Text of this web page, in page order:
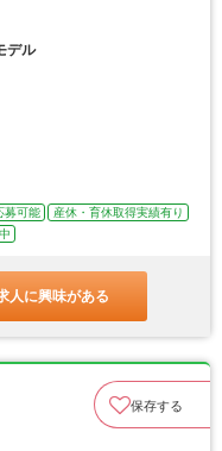
デル
募可能
産休・育休取得実績有り
人に興味がある
保存する